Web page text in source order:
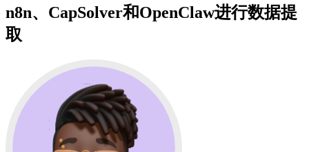
n8n、CapSolver和OpenClaw进行数据提
取